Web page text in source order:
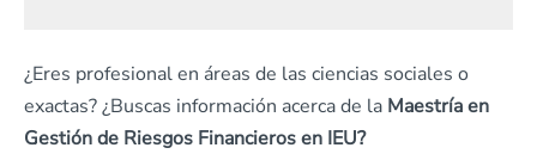
¿Eres profesional en áreas de las ciencias sociales o
exactas? ¿Buscas información acerca de la Maestría en
Gestión de Riesgos Financieros en IEU?